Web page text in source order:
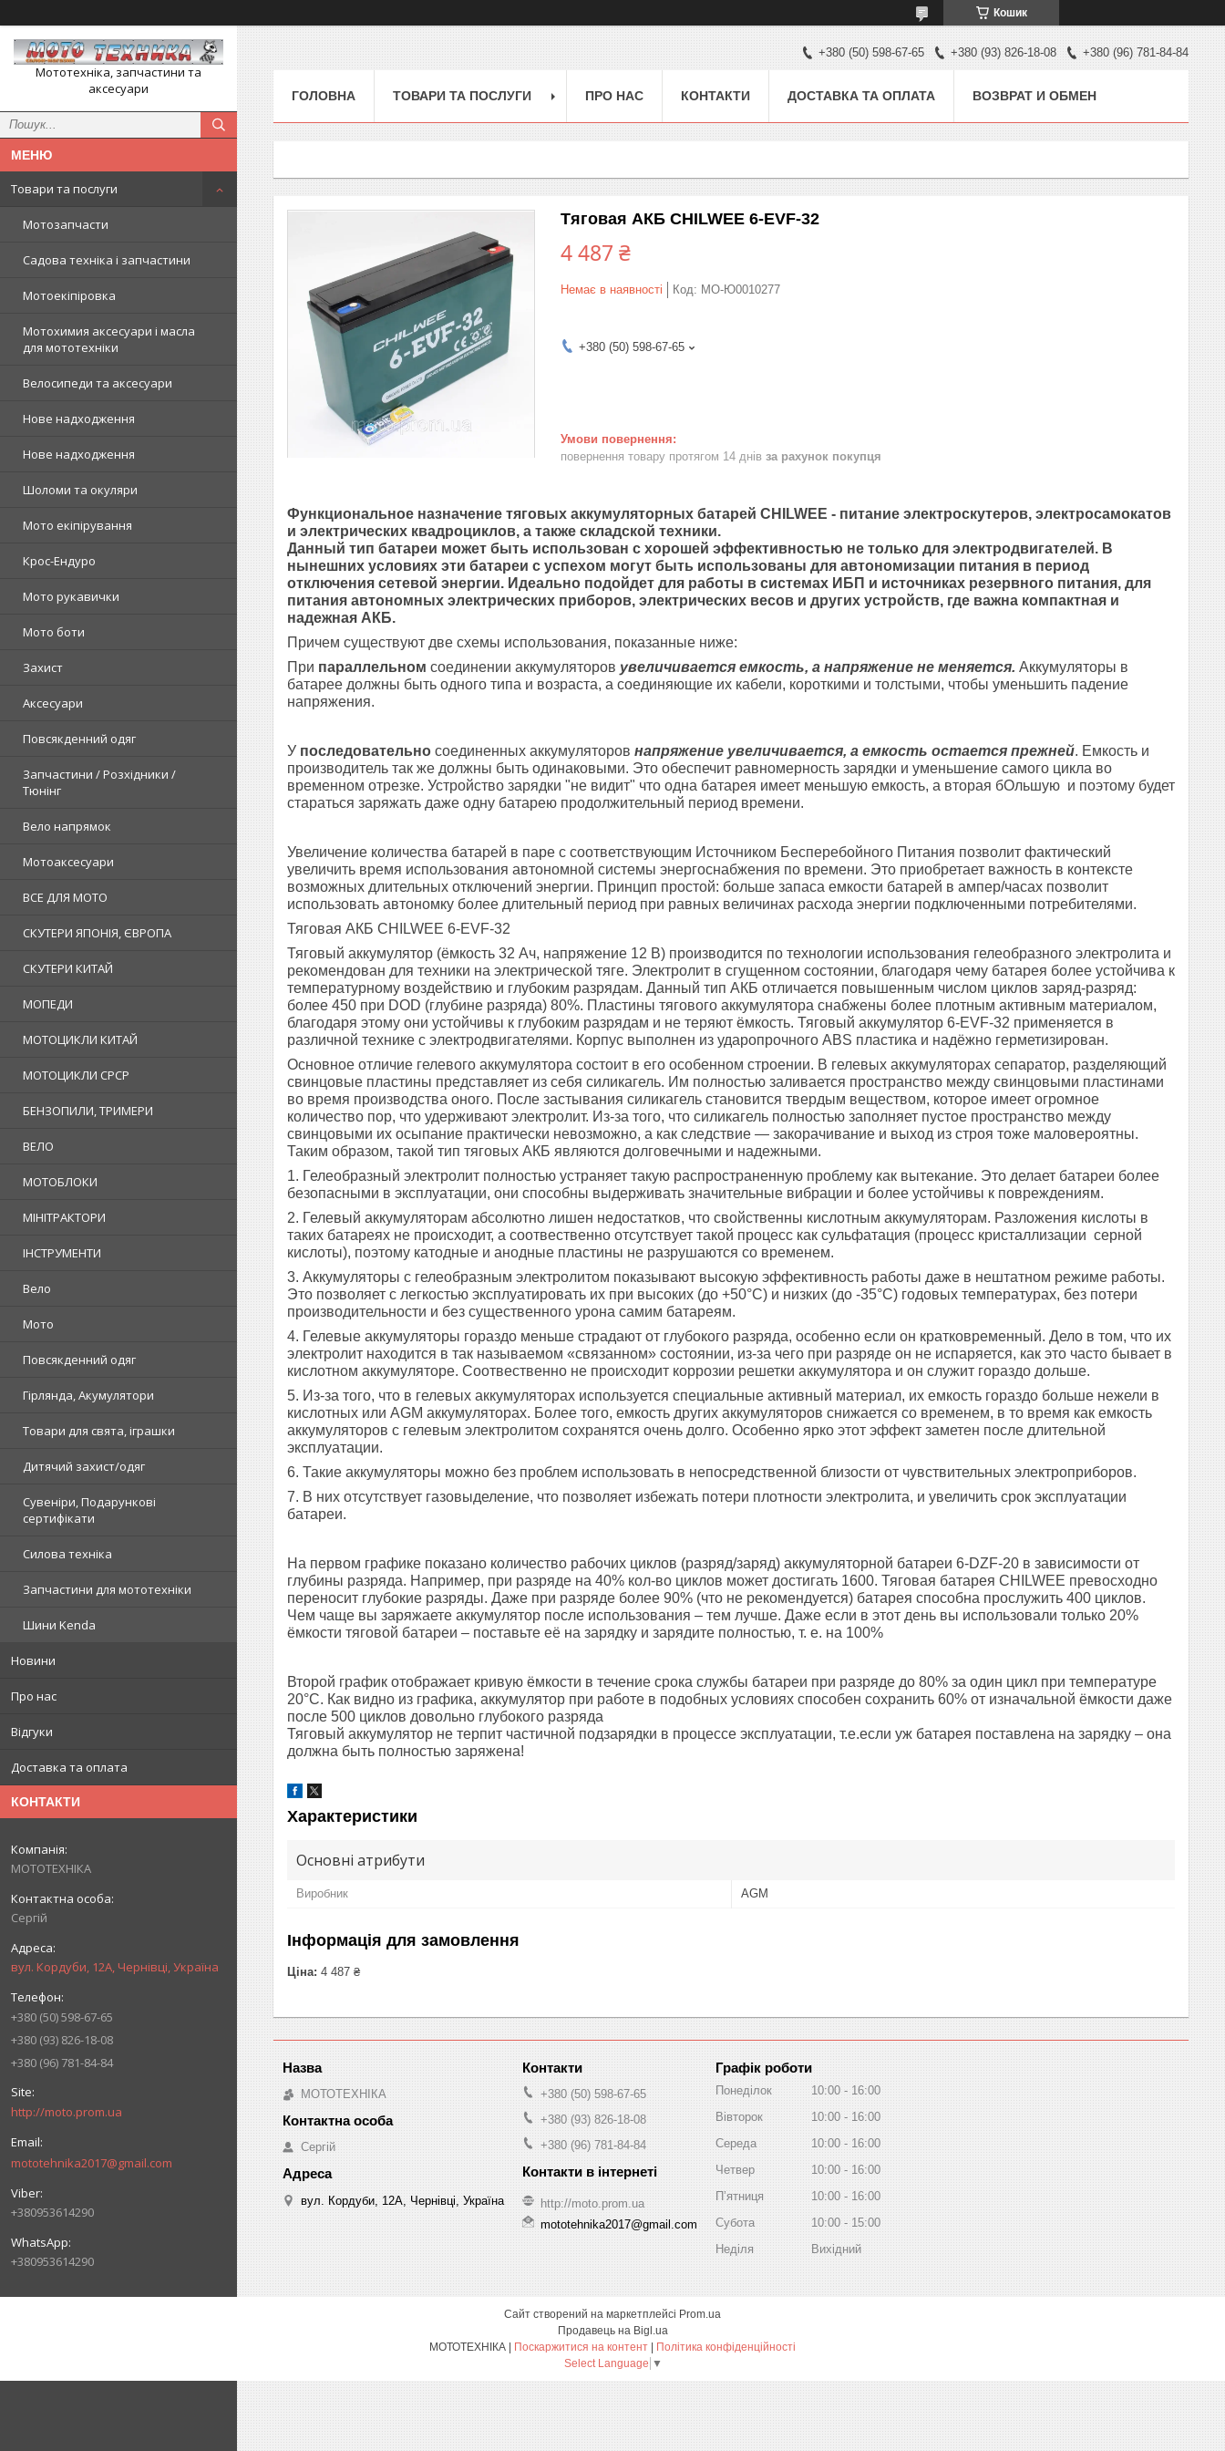
Кошик
Мототехніка, запчастини та
аксесуари
Товари та послуги
Мотозапчасти
Садова техніка і запчастини
Мотоекіпіровка
Мотохимия аксесуари і масла
для мототехніки
Велосипеди та аксесуари
Нове надходження
Нове надходження
Шоломи та окуляри
Мото екіпірування
Крос-Ендуро
Мото рукавички
Мото боти
Захист
Аксесуари
Повсякденний одяг
Запчастини / Розхідники /
Тюнінг
Вело напрямок
Мотоаксесуари
ВСЕ ДЛЯ МОТО
СКУТЕРИ ЯПОНІЯ, ЄВРОПА
СКУТЕРИ КИТАЙ
МОПЕДИ
МОТОЦИКЛИ КИТАЙ
МОТОЦИКЛИ СРСР
БЕНЗОПИЛИ, ТРИМЕРИ
ВЕЛО
МОТОБЛОКИ
МІНІТРАКТОРИ
ІНСТРУМЕНТИ
Вело
Мото
Повсякденний одяг
Гірлянда, Акумулятори
Товари для свята, іграшки
Дитячий захист/одяг
Сувеніри, Подарункові
сертифікати
Силова техніка
Запчастини для мототехніки
Шини Kenda
Новини
Про нас
Відгуки
Доставка та оплата
КОНТАКТИ
МОТОТЕХНІКА
Сергій
вул. Кордуби, 12А, Чернівці, Україна
+380 (50) 598-67-65
+380 (93) 826-18-08
+380 (96) 781-84-84
http://moto.prom.ua
mototehnika2017@gmail.com
+380953614290
+380953614290
+380 (50) 598-67-65 +380 (93) 826-18-08 +380 (96) 781-84-84
ГОЛОВНА ТОВАРИ ТА ПОСЛУГИ ПРО НАС КОНТАКТИ ДОСТАВКА ТА ОПЛАТА ВОЗВРАТ И ОБМЕН
Тяговая АКБ CHILWEE 6-EVF-32
4 487 ₴
Немає в наявності Код: MO-Ю0010277
+380 (50) 598-67-65
повернення товару протягом 14 днів за рахунок покупця
Функциональное назначение тяговых аккумуляторных батарей CHILWEE - питание электроскутеров, электросамокатов
и электрических квадроциклов, а также складской техники.
Данный тип батареи может быть использован с хорошей эффективностью не только для электродвигателей. В
нынешних условиях эти батареи с успехом могут быть использованы для автономизации питания в период
отключения сетевой энергии. Идеально подойдет для работы в системах ИБП и источниках резервного питания, для
питания автономных электрических приборов, электрических весов и других устройств, где важна компактная и
надежная АКБ.
Причем существуют две схемы использования, показанные ниже:
При параллельном соединении аккумуляторов увеличивается емкость, а напряжение не меняется. Аккумуляторы в
батарее должны быть одного типа и возраста, а соединяющие их кабели, короткими и толстыми, чтобы уменьшить падение
напряжения.
У последовательно соединенных аккумуляторов напряжение увеличивается, а емкость остается прежней. Емкость и
производитель так же должны быть одинаковыми. Это обеспечит равномерность зарядки и уменьшение самого цикла во
временном отрезке. Устройство зарядки "не видит" что одна батарея имеет меньшую емкость, а вторая бОльшую и поэтому будет
стараться заряжать даже одну батарею продолжительный период времени.
Увеличение количества батарей в паре с соответствующим Источником Бесперебойного Питания позволит фактический
увеличить время использования автономной системы энергоснабжения по времени. Это приобретает важность в контексте
возможных длительных отключений энергии. Принцип простой: больше запаса емкости батарей в ампер/часах позволит
использовать автономку более длительный период при равных величинах расхода энергии подключенными потребителями.
Тяговая АКБ CHILWEE 6-EVF-32
Тяговый аккумулятор (ёмкость 32 Ач, напряжение 12 В) производится по технологии использования гелеобразного электролита и
рекомендован для техники на электрической тяге. Электролит в сгущенном состоянии, благодаря чему батарея более устойчива к
температурному воздействию и глубоким разрядам. Данный тип АКБ отличается повышенным числом циклов заряд-разряд:
более 450 при DOD (глубине разряда) 80%. Пластины тягового аккумулятора снабжены более плотным активным материалом,
благодаря этому они устойчивы к глубоким разрядам и не теряют ёмкость. Тяговый аккумулятор 6-EVF-32 применяется в
различной технике с электродвигателями. Корпус выполнен из ударопрочного ABS пластика и надёжно герметизирован.
Основное отличие гелевого аккумулятора состоит в его особенном строении. В гелевых аккумуляторах сепаратор, разделяющий
свинцовые пластины представляет из себя силикагель. Им полностью заливается пространство между свинцовыми пластинами
во время производства оного. После застывания силикагель становится твердым веществом, которое имеет огромное
количество пор, что удерживают электролит. Из-за того, что силикагель полностью заполняет пустое пространство между
свинцовыми их осыпание практически невозможно, а как следствие — закорачивание и выход из строя тоже маловероятны.
Таким образом, такой тип тяговых АКБ являются долговечными и надежными.
1. Гелеобразный электролит полностью устраняет такую распространенную проблему как вытекание. Это делает батареи более
безопасными в эксплуатации, они способны выдерживать значительные вибрации и более устойчивы к повреждениям.
2. Гелевый аккумуляторам абсолютно лишен недостатков, что свойственны кислотным аккумуляторам. Разложения кислоты в
таких батареях не происходит, а соотвественно отсутствует такой процесс как сульфатация (процесс кристаллизации серной
кислоты), поэтому катодные и анодные пластины не разрушаются со временем.
3. Аккумуляторы с гелеобразным электролитом показывают высокую эффективность работы даже в нештатном режиме работы.
Это позволяет с легкостью эксплуатировать их при высоких (до +50°C) и низких (до -35°C) годовых температурах, без потери
производительности и без существенного урона самим батареям.
4. Гелевые аккумуляторы гораздо меньше страдают от глубокого разряда, особенно если он кратковременный. Дело в том, что их
электролит находится в так называемом «связанном» состоянии, из-за чего при разряде он не испаряется, как это часто бывает в
кислотном аккумуляторе. Соотвественно не происходит коррозии решетки аккумулятора и он служит гораздо дольше.
5. Из-за того, что в гелевых аккумуляторах используется специальные активный материал, их емкость гораздо больше нежели в
кислотных или AGM аккумуляторах. Более того, емкость других аккумуляторов снижается со временем, в то время как емкость
аккумуляторов с гелевым электролитом сохранятся очень долго. Особенно ярко этот эффект заметен после длительной
эксплуатации.
6. Такие аккумуляторы можно без проблем использовать в непосредственной близости от чувствительных электроприборов.
7. В них отсутствует газовыделение, что позволяет избежать потери плотности электролита, и увеличить срок эксплуатации
батареи.
На первом графике показано количество рабочих циклов (разряд/заряд) аккумуляторной батареи 6-DZF-20 в зависимости от
глубины разряда. Например, при разряде на 40% кол-во циклов может достигать 1600. Тяговая батарея CHILWEE превосходно
переносит глубокие разряды. Даже при разряде более 90% (что не рекомендуется) батарея способна прослужить 400 циклов.
Чем чаще вы заряжаете аккумулятор после использования – тем лучше. Даже если в этот день вы использовали только 20%
ёмкости тяговой батареи – поставьте её на зарядку и зарядите полностью, т. е. на 100%
Второй график отображает кривую ёмкости в течение срока службы батареи при разряде до 80% за один цикл при температуре
20°С. Как видно из графика, аккумулятор при работе в подобных условиях способен сохранить 60% от изначальной ёмкости даже
после 500 циклов довольно глубокого разряда
Тяговый аккумулятор не терпит частичной подзарядки в процессе эксплуатации, т.е.если уж батарея поставлена на зарядку – она
должна быть полностью заряжена!
Характеристики
Основні атрибути
Виробник AGM
Інформація для замовлення
Ціна: 4 487 ₴
МОТОТЕХНІКА
Сергій
вул. Кордуби, 12А, Чернівці, Україна
+380 (50) 598-67-65
+380 (93) 826-18-08
+380 (96) 781-84-84
http://moto.prom.ua
mototehnika2017@gmail.com
Графік роботи
Понеділок 10:00
16:00
Вівторок
10:00
16:00
Середа
10:00
16:00
Четвер
10:00
16:00
Пʼятниця
10:00
16:00
Субота
10:00
15:00
Неділя
Вихідний
Сайт створений на маркетплейсі Prom.ua
Продавець на Bigl.ua
МОТОТЕХНІКА | Поскаржитися на контент | Політика конфіденційності
Select Language ▼